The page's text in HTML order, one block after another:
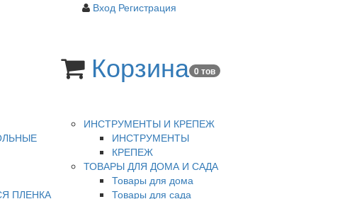
Вход Регистрация
Корзина 0 тов
ПЛЕНКА
ИНСТРУМЕНТЫ И КРЕПЕЖ
ИНСТРУМЕНТЫ
КРЕПЕЖ
ТОВАРЫ ДЛЯ ДОМА И САДА
Товары для дома
Товары для сада